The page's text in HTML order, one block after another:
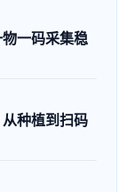
一码采集稳
种植到扫码